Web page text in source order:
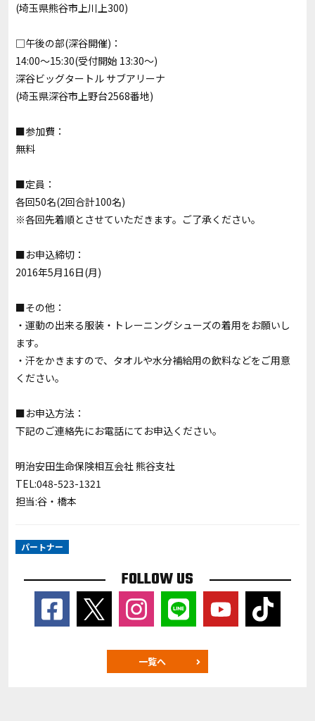
(埼玉県熊谷市上川上300)
□午後の部(深谷開催)：
14:00～15:30(受付開始 13:30～)
深谷ビッグタートル サブアリーナ
(埼玉県深谷市上野台2568番地)
■参加費：
無料
■定員：
各回50名(2回合計100名)
※各回先着順とさせていただきます。ご了承ください。
■お申込締切：
2016年5月16日(月)
■その他：
・運動の出来る服装・トレーニングシューズの着用をお願いし
ます。
・汗をかきますので、タオルや水分補給用の飲料などをご用意
ください。
■お申込方法：
下記のご連絡先にお電話にてお申込ください。
明治安田生命保険相互会社 熊谷支社
TEL:048-523-1321
担当:谷・橋本
パートナー
FOLLOW US
一覧へ